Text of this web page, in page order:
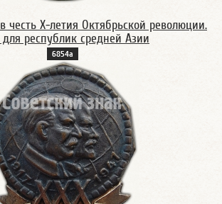
честь X-летия Октябрьской революции.
республик cредней Азии
6854а